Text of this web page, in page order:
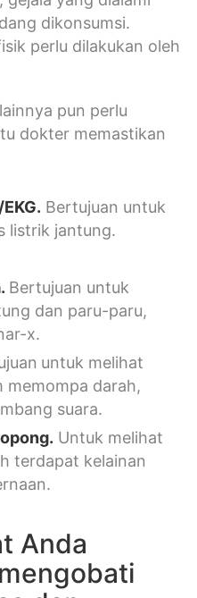
dikonsumsi.
perlu dilakukan oleh
pun perlu
dokter memastikan
. Bertujuan untuk
listrik jantung.
. Bertujuan untuk
dan paru-paru,
x.
untuk melihat
memompa darah,
suara.
. Untuk melihat
terdapat kelainan
Anda